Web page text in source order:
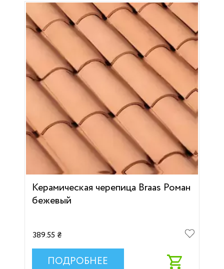
Керамическая черепица Braas Роман
бежевый
389.55 ₴
ПОДРОБНЕЕ